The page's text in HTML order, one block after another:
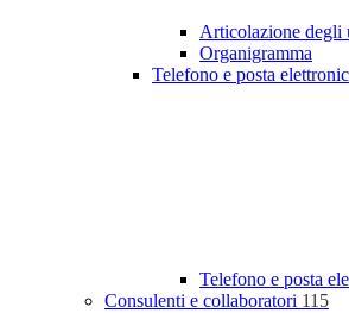
Articolazione degli
Organigramma
Telefono e posta
Telefono e posta
Consulenti e collaboratori 115